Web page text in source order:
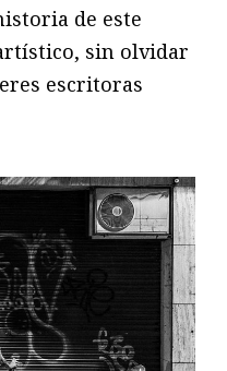
de este
sin olvidar
escritoras